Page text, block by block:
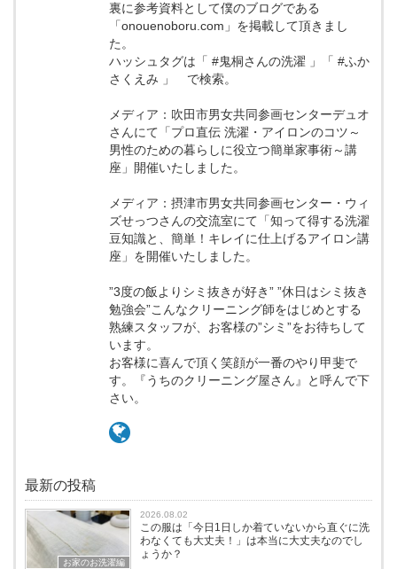
裏に参考資料として僕のブログである
「onouenoboru.com」を掲載して頂きまし
た。
ハッシュタグは「 #鬼桐さんの洗濯 」「 #ふか
さくえみ 」 で検索。
メディア：吹田市男女共同参画センターデュオ
さんにて「プロ直伝 洗濯・アイロンのコツ～
男性のための暮らしに役立つ簡単家事術～講
座」開催いたしました。
メディア：摂津市男女共同参画センター・ウィ
ズせっつさんの交流室にて「知って得する洗濯
豆知識と、簡単！キレイに仕上げるアイロン講
座」を開催いたしました。
”3度の飯よりシミ抜きが好き” ”休日はシミ抜き
勉強会”こんなクリーニング師をはじめとする
熟練スタッフが、お客様の”シミ”をお待ちして
います。
お客様に喜んで頂く笑顔が一番のやり甲斐で
す。『うちのクリーニング屋さん』と呼んで下
さい。
最新の投稿
お家のお洗濯編
2026.08.02
この服は「今日1日しか着ていないから直ぐに洗
わなくても大丈夫！」は本当に大丈夫なのでし
ょうか？